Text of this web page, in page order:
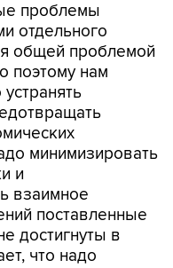
проблемы
отдельного
общей проблемой
поэтому нам
минимизировать
и
взаимное
поставленные
достигнуты в
что надо